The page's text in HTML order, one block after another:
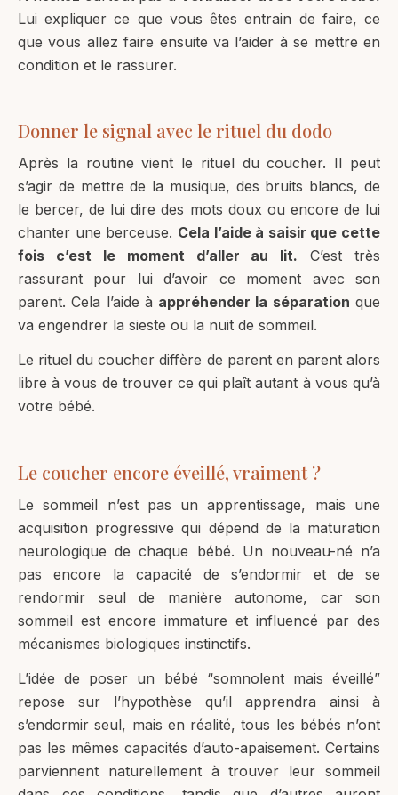
Lui expliquer ce que vous êtes entrain de faire, ce
que vous allez faire ensuite va l’aider à se mettre en
condition et le rassurer.
Donner le signal avec le rituel du dodo
Après la routine vient le rituel du coucher. Il peut
s’agir de mettre de la musique, des bruits blancs, de
le bercer, de lui dire des mots doux ou encore de lui
chanter une berceuse. Cela l’aide à saisir que cette
fois c’est le moment d’aller au lit. C’est très
rassurant pour lui d’avoir ce moment avec son
parent. Cela l’aide à appréhender la séparation que
va engendrer la sieste ou la nuit de sommeil.
Le rituel du coucher diffère de parent en parent alors
libre à vous de trouver ce qui plaît autant à vous qu’à
votre bébé.
Le coucher encore éveillé, vraiment ?
Le sommeil n’est pas un apprentissage, mais une
acquisition progressive qui dépend de la maturation
neurologique de chaque bébé. Un nouveau-né n’a
pas encore la capacité de s’endormir et de se
rendormir seul de manière autonome, car son
sommeil est encore immature et influencé par des
mécanismes biologiques instinctifs.
L’idée de poser un bébé “somnolent mais éveillé”
repose sur l’hypothèse qu’il apprendra ainsi à
s’endormir seul, mais en réalité, tous les bébés n’ont
pas les mêmes capacités d’auto-apaisement. Certains
parviennent naturellement à trouver leur sommeil